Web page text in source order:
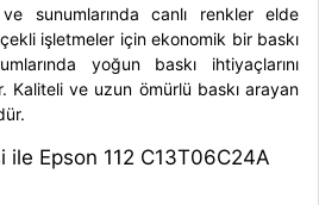
sunumlarında canlı renkler elde
işletmeler için ekonomik bir baskı
yoğun baskı ihtiyaçlarını
Kaliteli ve uzun ömürlü baskı arayan
ile Epson 112 C13T06C24A